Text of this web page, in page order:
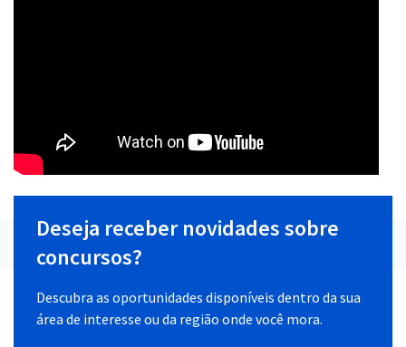
Deseja receber novidades sobre
concursos?
Descubra as oportunidades disponíveis dentro da sua
área de interesse ou da região onde você mora.